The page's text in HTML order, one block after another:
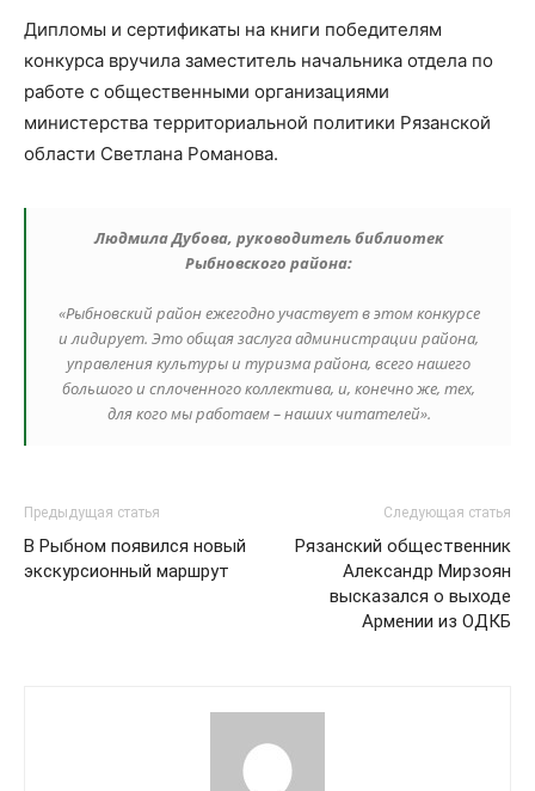
Дипломы и сертификаты на книги победителям
конкурса вручила заместитель начальника отдела по
работе с общественными организациями
министерства территориальной политики Рязанской
области Светлана Романова.
Людмила Дубова, руководитель библиотек
Рыбновского района:
«Рыбновский район ежегодно участвует в этом конкурсе
и лидирует. Это общая заслуга администрации района,
управления культуры и туризма района, всего нашего
большого и сплоченного коллектива, и, конечно же, тех,
для кого мы работаем – наших читателей».
Предыдущая статья
В Рыбном появился новый
экскурсионный маршрут
Следующая статья
Рязанский общественник
Александр Мирзоян
высказался о выходе
Армении из ОДКБ